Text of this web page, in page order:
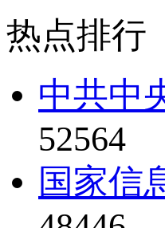
热点排行
中共中
52564
国家信